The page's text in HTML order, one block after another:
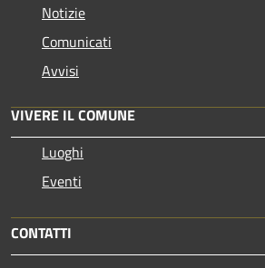
Notizie
Comunicati
Avvisi
VIVERE IL COMUNE
Luoghi
Eventi
CONTATTI